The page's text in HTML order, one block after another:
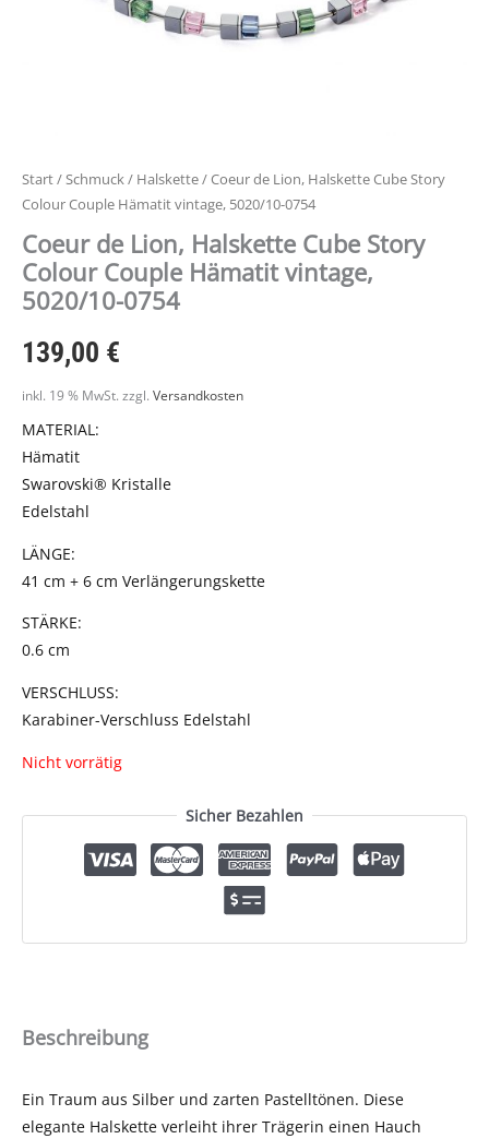
Start/Schmuck/ Halskette/ Coeur de Lion, Halskette Cube Story
Colour Couple Hämatit vintage, 5020/10-0754
Coeur de Lion, Halskette Cube Story
Colour Couple Hämatit vintage,
5020/10-0754
139,00 €
inkl. 19 % MwSt. zzgl. Versandkosten
MATERIAL:
Hämatit
Swarovski® Kristalle
Edelstahl
LÄNGE:
41 cm + 6 cm Verlängerungskette
STÄRKE:
0.6 cm
VERSCHLUSS:
Karabiner-Verschluss Edelstahl
Nicht vorrätig
Sicher Bezahlen
Beschreibung
Ein Traum aus Silber und zarten Pastelltönen. Diese
elegante Halskette verleiht ihrer Trägerin einen Hauch